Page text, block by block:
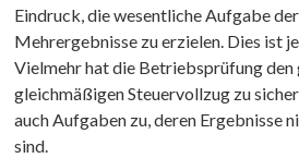
Eindruck, die wesentliche Aufgabe
Mehrergebnisse zu erzielen. Dies ist
Vielmehr hat die Betriebsprüfung den
gleichmäßigen Steuervollzug zu
auch Aufgaben zu, deren Ergebnisse
sind.